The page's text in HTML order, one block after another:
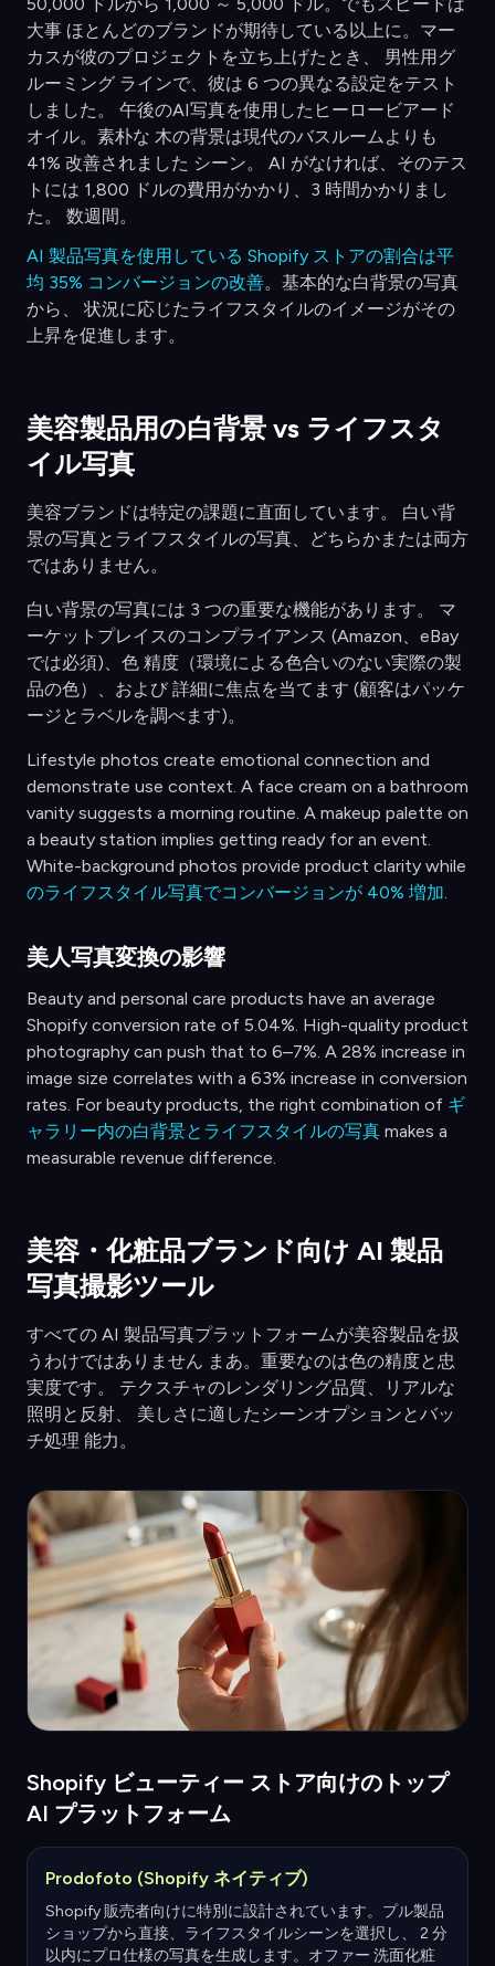
大事 ほとんどのブランドが期待している以上に。マー
カスが彼のプロジェクトを立ち上げたとき、 男性用グ
ルーミング ラインで、彼は 6 つの異なる設定をテスト
しました。 午後のAI写真を使用したヒーロービアード
オイル。素朴な 木の背景は現代のバスルームよりも
41% 改善されました シーン。 AI がなければ、そのテス
トには 1,800 ドルの費用がかかり、3 時間かかりまし
た。 数週間。
AI 製品写真を使用している Shopify ストアの割合は平
均 35% コンバージョンの改善。基本的な白背景の写真
から、 状況に応じたライフスタイルのイメージがその
上昇を促進します。
美容製品用の白背景 vs ライフスタ
イル写真
美容ブランドは特定の課題に直面しています。 白い背
景の写真とライフスタイルの写真、どちらかまたは両方
ではありません。
白い背景の写真には 3 つの重要な機能があります。 マ
ーケットプレイスのコンプライアンス (Amazon、eBay
では必須)、色 精度（環境による色合いのない実際の製
品の色）、および 詳細に焦点を当てます (顧客はパッケ
ージとラベルを調べます)。
Lifestyle photos create emotional connection and
demonstrate use context. A face cream on a bathroom
vanity suggests a morning routine. A makeup palette on
a beauty station implies getting ready for an event.
White-background photos provide product clarity while
のライフスタイル写真でコンバージョンが 40% 増加.
美人写真変換の影響
Beauty and personal care products have an average
Shopify conversion rate of 5.04%. High-quality product
photography can push that to 6–7%. A 28% increase in
image size correlates with a 63% increase in conversion
rates. For beauty products, the right combination of ギ
ャラリー内の白背景とライフスタイルの写真 makes a
measurable revenue difference.
美容・化粧品ブランド向け AI 製品
写真撮影ツール
すべての AI 製品写真プラットフォームが美容製品を扱
うわけではありません まあ。重要なのは色の精度と忠
実度です。 テクスチャのレンダリング品質、リアルな
照明と反射、 美しさに適したシーンオプションとバッ
チ処理 能力。
Shopify ビューティー ストア向けのトップ
AI プラットフォーム
Prodofoto (Shopify ネイティブ)
Shopify 販売者向けに特別に設計されています。プル製品
ショップから直接、ライフスタイルシーンを選択し、 2 分
以内にプロ仕様の写真を生成します。オファー 洗面化粧